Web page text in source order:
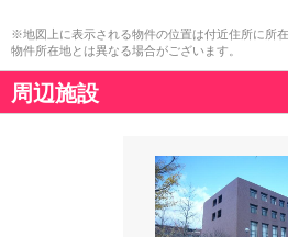
※地図上に表示される物件の位置は付近住所に所
物件所在地とは異なる場合がございます。
周辺施設